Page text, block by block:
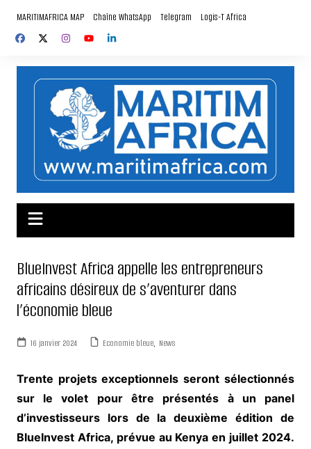
contenu
MARITIMAFRICA MAP Chaîne WhatsApp Telegram Logis-T Africa
BlueInvest Africa appelle les entrepreneurs
africains désireux de s’aventurer dans
l’économie bleue
16 janvier 2024 Economie bleue, News
Trente projets exceptionnels seront sélectionnés
sur le volet pour être présentés à un panel
d’investisseurs lors de la deuxième édition de
BlueInvest Africa, prévue au Kenya en juillet 2024.